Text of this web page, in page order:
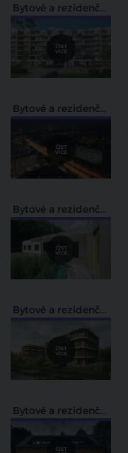
Bytové a rezidenční projekty
Bytové a rezidenční projekty
Bytové a rezidenční projekty
Bytové a rezidenční projekty
Bytové a rezidenční projekty